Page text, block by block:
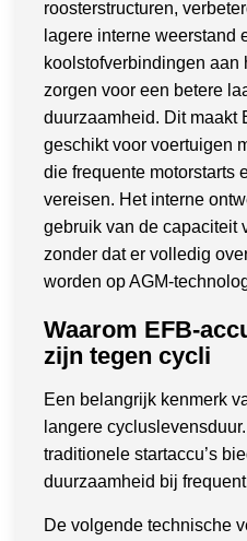
roosterstructuren,
lagere interne weerstand
koolstofverbindingen aan
zorgen voor een betere
duurzaamheid. Dit maakt
geschikt voor voertuigen
die frequente motorstarts
vereisen. Het interne
gebruik van de capaciteit
zonder dat er volledig
worden op AGM-
Waarom EFB-
zijn tegen cycli
Een belangrijk kenmerk
langere
traditionele startaccu’s
duurzaamheid bij
De volgende technische